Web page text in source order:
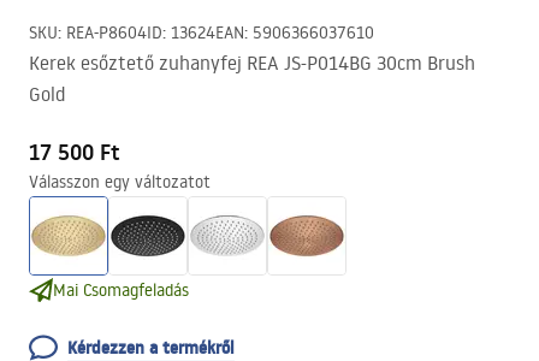
SKU: REA-P8604ID: 13624EAN: 5906366037610
Kerek esőztető zuhanyfej REA JS-P014BG 30cm Brush
Gold
17 500 Ft
Válasszon egy változatot
Mai Csomagfeladás
Kérdezzen a termékről